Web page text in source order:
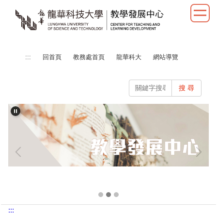
::: 回首頁 教務處首頁 龍華科大 網站導覽
搜 尋
:::